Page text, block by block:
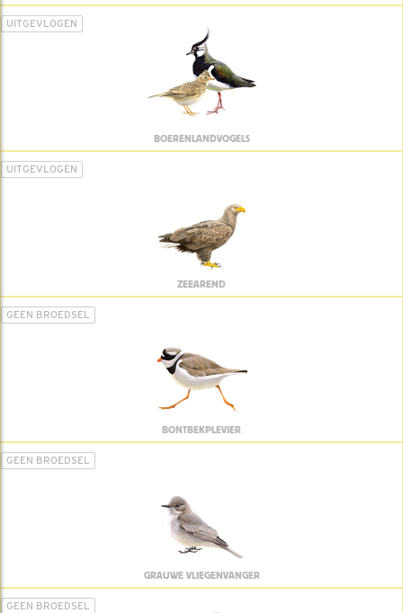
UITGEVLOGEN
BOERENLANDVOGELS
UITGEVLOGEN
ZEEAREND
GEEN BROEDSEL
BONTBEKPLEVIER
GEEN BROEDSEL
GRAUWE VLIEGENVANGER
GEEN BROEDSEL